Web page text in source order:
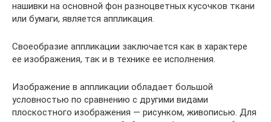
нашивки на основной фон разноцветных кусочков ткани
или бумаги, является аппликация.
Своеобразие аппликации заключается как в характере
ее изображения, так и в технике ее исполнения.
Изображение в аппликации обладает большой
условностью по сравнению с другими видами
плоскостного изображения — рисунком, живописью. Для